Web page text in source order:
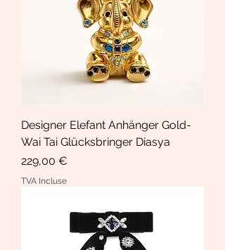
Designer Elefant Anhänger Gold-
Wai Tai Glücksbringer Diasya
Prix
229,00 €
TVA Incluse